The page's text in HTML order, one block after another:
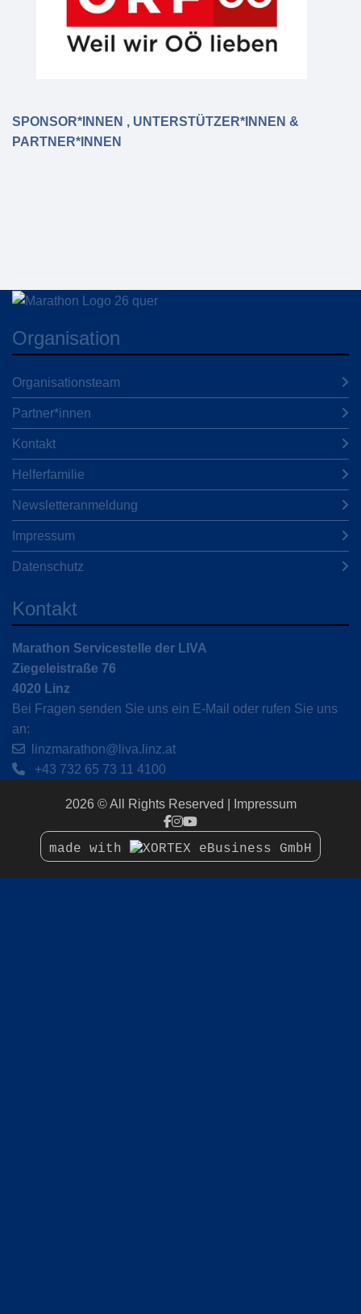
SPONSOR*INNEN , UNTERSTÜTZER*INNEN &
PARTNER*INNEN
Organisation
Organisationsteam
Partner*innen
Kontakt
Helferfamilie
Newsletteranmeldung
Impressum
Datenschutz
Kontakt
Marathon Servicestelle der LIVA
Ziegeleistraße 76
4020 Linz
Bei Fragen senden Sie uns ein E-Mail oder rufen Sie uns
an:
linzmarathon@liva.linz.at
+43 732 65 73 11 4100
2026 © All Rights Reserved Impressum
made with